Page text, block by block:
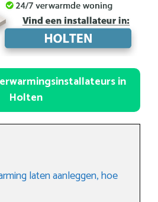
in
Holten
laten aanleggen, hoe